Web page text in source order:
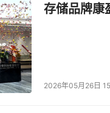
效使用这种技术，而
的USB驱动器它能运
IBM在MVS（多重虚
只是在伤口上贴了一
存储品牌康
2026年05月26日